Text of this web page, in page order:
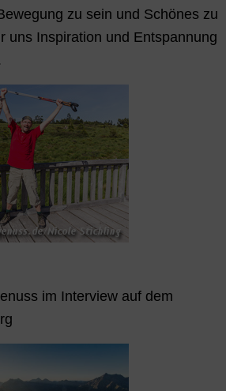
zu sein und Schönes zu
uns Inspiration und Entspannung
im Interview auf dem